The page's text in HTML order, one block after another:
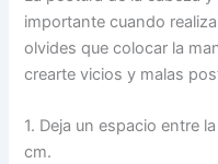
importante cuando
olvides que colocar la
crearte vicios y malas
1. Deja un espacio entre
cm.